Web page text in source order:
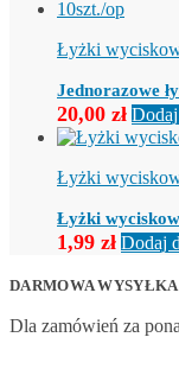
Łyżki
Jednorazowe
20,00 zł
Łyżki
Łyżki
1,99 zł Dodaj
DARMOWA WYSYŁKA
Dla zamówień za